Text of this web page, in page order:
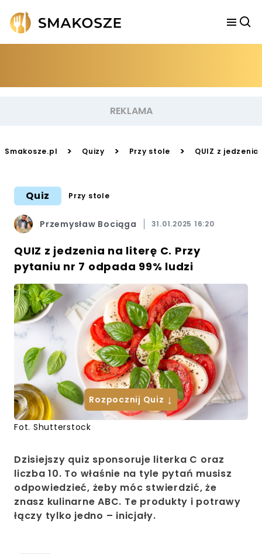
Smakosze.pl > Quizy > Przy stole > QUIZ z
Quiz Przy stole
Przemysław Bociąga 31.01.2025 16:20
QUIZ z jedzenia na literę C. Przy
pytaniu nr 7 odpada 99% ludzi
Fot. Shutterstock
Rozpocznij Quiz ↓
Dzisiejszy quiz sponsoruje literka C oraz
liczba 10. To właśnie na tyle pytań musisz
odpowiedzieć, żeby móc stwierdzić, że
znasz kulinarne ABC. Te produkty i potrawy
łączy tylko jedno – inicjały.